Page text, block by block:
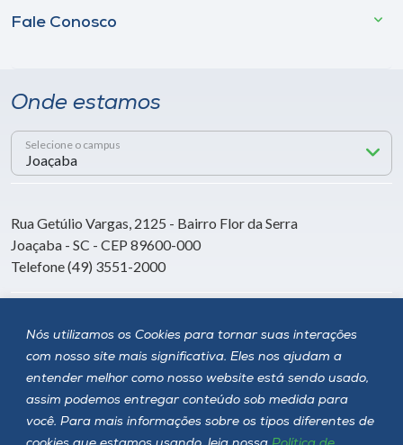
Nós utilizamos os Cookies para tornar suas interações
com nosso site mais significativa. Eles nos ajudam a
entender melhor como nosso website está sendo usado,
assim podemos entregar conteúdo sob medida para
você. Para mais informações sobre os tipos diferentes de
Fale Conosco
Onde estamos
Selecione o campus
Rua Getúlio Vargas, 2125 - Bairro Flor da Serra
Joaçaba - SC - CEP 89600-000
Telefone (49) 3551-2000
Siga a Unoesc